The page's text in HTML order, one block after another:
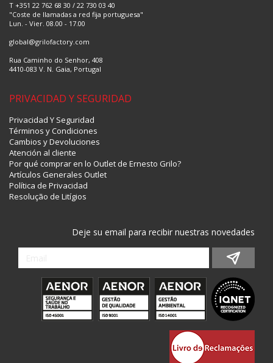
T +351 22 762 68 30 / 22 730 03 40
"Coste de llamadas a red fija portuguesa"
Lun. - Vier. 08.00 - 17.00
global@grilofactory.com
Rua Caminho do Senhor, 408
4410-083 V. N. Gaia, Portugal
PRIVACIDAD Y SEGURIDAD
Privacidad Y Seguridad
Términos y Condiciones
Cambios y Devoluciones
Atención al cliente
Por qué comprar en lo Outlet de Ernesto Grilo?
Artículos Generales Outlet
Política de Privacidad
Resolução de Litígios
Deje su email para recibir nuestras novedades